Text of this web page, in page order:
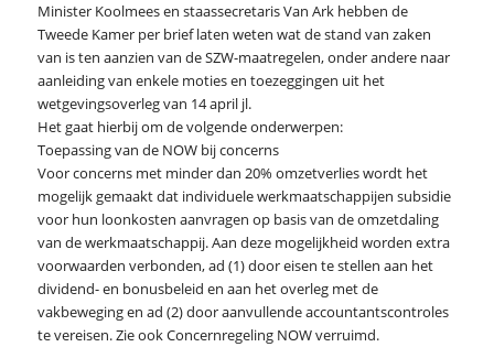
Minister Koolmees en staassecretaris Van Ark hebben de
Tweede Kamer per brief laten weten wat de stand van zaken
van is ten aanzien van de SZW-maatregelen, onder andere naar
aanleiding van enkele moties en toezeggingen uit het
wetgevingsoverleg van 14 april jl.
Het gaat hierbij om de volgende onderwerpen:
Toepassing van de NOW bij concerns
Voor concerns met minder dan 20% omzetverlies wordt het
mogelijk gemaakt dat individuele werkmaatschappijen subsidie
voor hun loonkosten aanvragen op basis van de omzetdaling
van de werkmaatschappij. Aan deze mogelijkheid worden extra
voorwaarden verbonden, ad (1) door eisen te stellen aan het
dividend- en bonusbeleid en aan het overleg met de
vakbeweging en ad (2) door aanvullende accountantscontroles
te vereisen. Zie ook Concernregeling NOW verruimd.